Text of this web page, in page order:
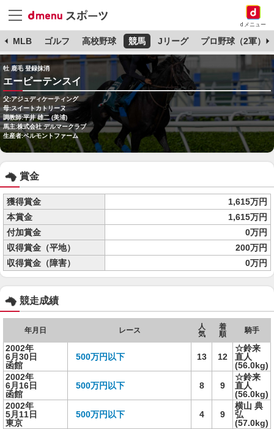
dメニュー
MLB ゴルフ 高校野球 競馬 Jリーグ プロ野球（2軍）
牡 鹿毛 登録抹消
エーピーテンスイ
父:アジュディケーティング
母:スイートカトリーヌ
調教師:平井 雄二 (美浦)
馬主:株式会社 デルマークラブ
生産者:ベルモントファーム
賞金
獲得賞金
1,615万円
本賞金
1,615万円
付加賞金
0万円
収得賞金（平地）
200万円
収得賞金（障害）
0万円
競走成績
年月日 レース
人
気
着
順
騎手
2002年
6月30日
函館
500万円以下 13 12
☆鈴来
直人
(56.0kg)
2002年
6月16日
函館
500万円以下 8 9
☆鈴来
直人
(56.0kg)
2002年
5月11日
東京
500万円以下 4 9
横山 典
弘
(57.0kg)